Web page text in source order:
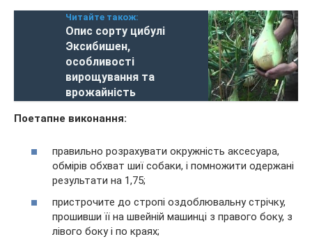
Читайте також:
Опис сорту цибулі
Эксибишен,
особливості
вирощування та
врожайність
Поетапне виконання:
правильно розрахувати окружність аксесуара,
обмірів обхват шиї собаки, і помножити одержані
результати на 1,75;
пристрочите до стропі оздоблювальну стрічку,
прошивши її на швейній машинці з правого боку, з
лівого боку і по краях;